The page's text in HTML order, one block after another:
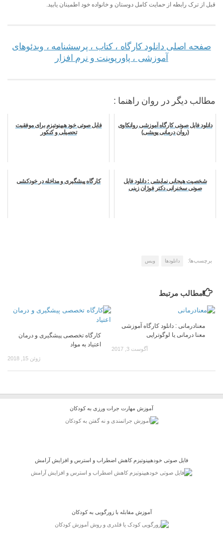
قبل از ترک رابطه از حمایت کامل دوستان و خانواده خود اطمینان یابید.
صفحه اصلی دانلود کارگاه ، کتاب ، پرسشنامه ، ویدئوهای
آموزشی ، پاورپوینت و نرم افزار
مطالب دیگر در روان راهنما :
دانلود فایل صوتی کارگاه آموزشی روانکاوی
(روان درمانی پویشی)
فایل صوتی خود هیپنوتیزم برای موفقیت
تحصیلی و کنکور
شخصیت هیجانی نمایشی : دانلود فایل
صوتی سخنرانی دکتر فوژان زینی
کارگاه پیشگیری و مداخله در خودکشی
برچسب‌ها: دانلودها ویس
مطالب مرتبط
کارگاه تخصصی پیشگیری و درمان
اعتیاد به مواد
ژوئن 15, 2018
معنادرمانی : دانلود کارگاه آموزشی
معنا درمانی یا لوگوتراپی
آگوست 3, 2017
آموزش مقابله با زورگویی به کودکان
فایل صوتی خودهیپنوتیزم کاهش اضطراب و استرس و افزایش آرامش
آموزش مهارت جرات ورزی به کودکان